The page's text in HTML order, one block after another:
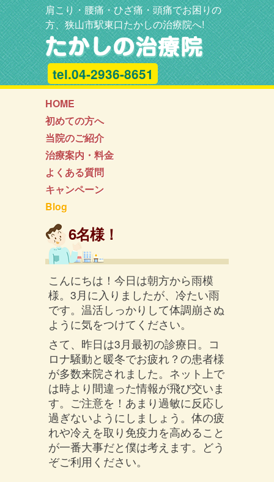
肩こり・腰痛・ひざ痛・頭痛でお困りの
方、狭山市駅東口たかしの治療院へ!
tel.04-2936-8651
HOME
初めての方へ
当院のご紹介
治療案内・料金
よくある質問
キャンペーン
Blog
6名様！
こんにちは！今日は朝方から雨模
様。3月に入りましたが、冷たい雨
です。温活しっかりして体調崩さぬ
ように気をつけてください。
さて、昨日は3月最初の診療日。コ
ロナ騒動と暖冬でお疲れ？の患者様
が多数来院されました。ネット上で
は時より間違った情報が飛び交いま
す。ご注意を！あまり過敏に反応し
過ぎないようにしましょう。体の疲
れや冷えを取り免疫力を高めること
が一番大事だと僕は考えます。どう
ぞご利用ください。